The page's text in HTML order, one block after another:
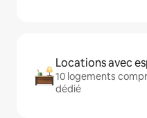
Locations avec
10 logements
dédié